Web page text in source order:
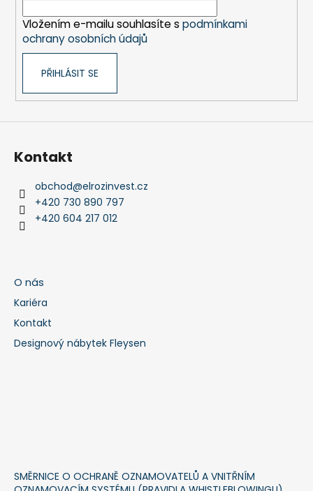
Vložením e-mailu souhlasíte s podmínkami
ochrany osobních údajů
PŘIHLÁSIT SE
Kontakt
obchod@elrozinvest.cz
+420 730 890 797
+420 604 217 012
O nás
Kariéra
Kontakt
Designový nábytek Fleysen
SMĚRNICE O OCHRANĚ OZNAMOVATELŮ A VNITŘNÍM